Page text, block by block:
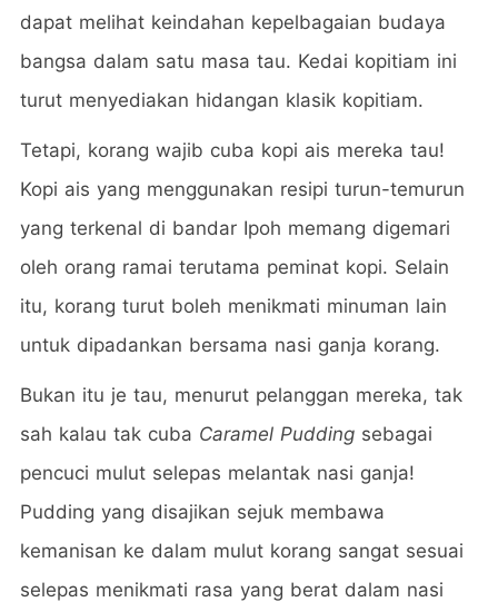
dapat melihat keindahan kepelbagaian budaya
bangsa dalam satu masa tau. Kedai kopitiam ini
turut menyediakan hidangan klasik kopitiam.
Tetapi, korang wajib cuba kopi ais mereka tau!
Kopi ais yang menggunakan resipi turun-temurun
yang terkenal di bandar Ipoh memang digemari
oleh orang ramai terutama peminat kopi. Selain
itu, korang turut boleh menikmati minuman lain
untuk dipadankan bersama nasi ganja korang.
Bukan itu je tau, menurut pelanggan mereka, tak
sah kalau tak cuba Caramel Pudding sebagai
pencuci mulut selepas melantak nasi ganja!
Pudding yang disajikan sejuk membawa
kemanisan ke dalam mulut korang sangat sesuai
selepas menikmati rasa yang berat dalam nasi